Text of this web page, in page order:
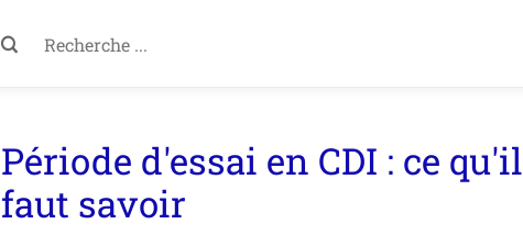
Période d'essai en CDI : ce qu'il
faut savoir